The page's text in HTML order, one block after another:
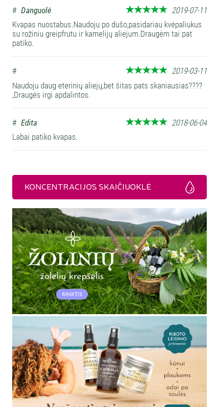
# Danguolė
2019-07-11
Kvapas nuostabus.Naudoju po dušo,pasidariau kvėpaliukus
su rožiniu greipfrutu ir kamelijų aliejum.Draugėm tai pat
patiko.
#
2019-03-11
Naudoju daug eterinių aliejų,bet šitas pats skaniausias????
,Draugės irgi apdalintos.
# Edita
2018-06-04
Labai patiko kvapas.
KONCENTRACIJOS SKAIČIUOKLĖ